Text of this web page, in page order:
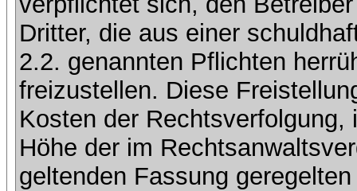
Dritter, die aus einer
2.2. genannten Pflichten
freizustellen. Diese
Kosten der
Höhe der im
geltenden Fassung